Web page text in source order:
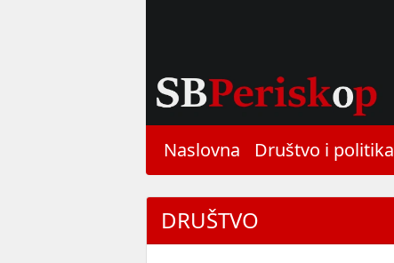
Naslovna Društvo i politika
DRUŠTVO